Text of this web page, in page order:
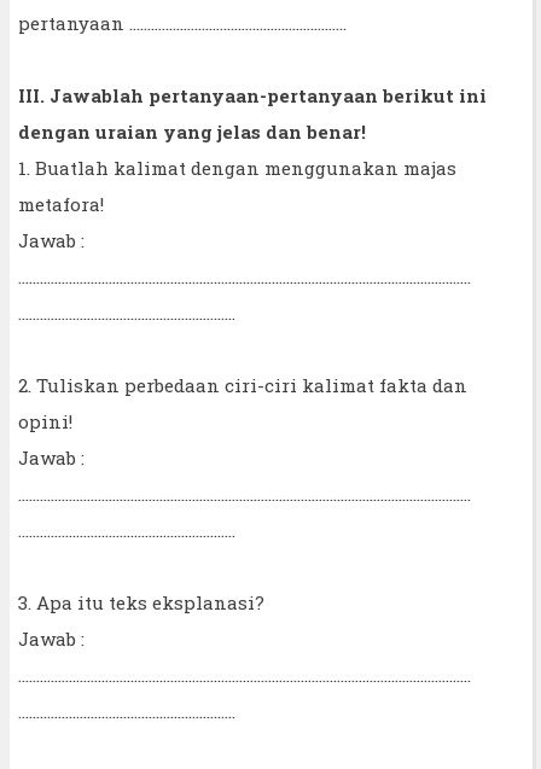
pertanyaan ……………………………………………………
III. Jawablah pertanyaan-pertanyaan berikut ini
dengan uraian yang jelas dan benar!
1. Buatlah kalimat dengan menggunakan majas
metafora!
Jawab :
2. Tuliskan perbedaan ciri-ciri kalimat fakta dan
opini!
Jawab :
3. Apa itu teks eksplanasi?
Jawab :